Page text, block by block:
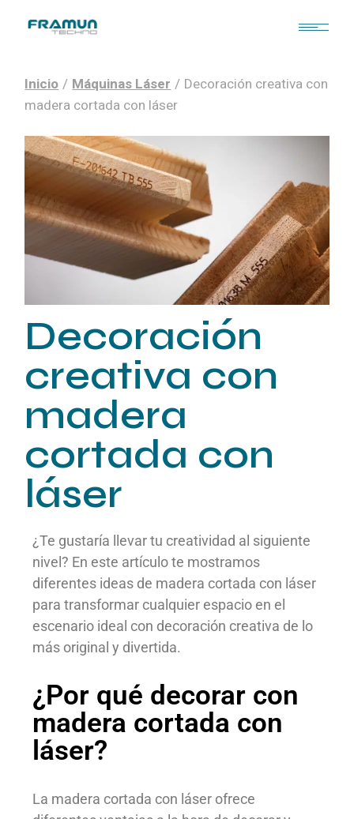
Inicio Máquinas Láser
Decoración creativa con
madera cortada con láser
Decoración
creativa con
madera
cortada con
láser
¿Te gustaría llevar tu creatividad al siguiente
nivel? En este artículo te mostramos
diferentes ideas de madera cortada con láser
para transformar cualquier espacio en el
escenario ideal con decoración creativa de lo
más original y divertida.
¿Por qué decorar con
madera cortada con
láser?
La madera cortada con láser ofrece